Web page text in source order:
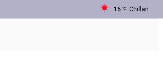
16 °C Chillan